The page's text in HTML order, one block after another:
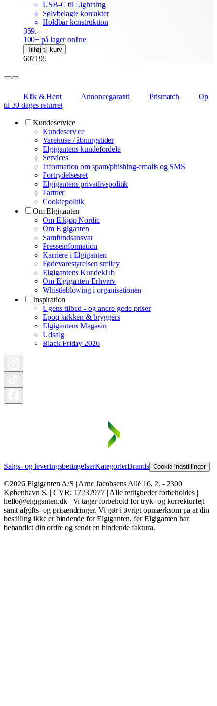
USB-C til Lightning
Sølvbelagte kontakter
Holdbar konstruktion
359.-
100+ på lager online
Tilføj til kurv
607195
Klik & Hent Annoncegaranti Prismatch
Op
til 30 dages returret
Kundeservice
Kundeservice
Varehuse / åbningstider
Elgigantens kundefordele
Services
Information om spam/phishing-emails og SMS
Fortrydelsesret
Elgigantens privatlivspolitik
Partner
Cookiepolitik
Om Elgiganten
Om Elkjøp Nordic
Om Elgiganten
Samfundsansvar
Presseinformation
Karriere i Elgiganten
Fødevarestyrelsen smiley
Elgigantens Kundeklub
Om Elgiganten Erhverv
Whistleblowing i organisationen
Inspiration
Ugens tilbud - og andre gode priser
Epoq køkken & bryggers
Elgigantens Magasin
Udsalg
Black Friday 2026
Salgs- og leveringsbetingelserKategorierBrands Cookie indstillinger
©2026 Elgiganten A/S | Arne Jacobsens Allé 16, 2. - 2300
København S. | CVR: 17237977 | Alle rettigheder forbeholdes |
hello@elgiganten.dk | Vi tager forbehold for tryk- og korrekturfejl
samt afgifts- og prisændringer. Vi gør i øvrigt opmærksom på at din
bestilling ikke er bindende for Elgiganten, før Elgiganten har
behandlet din ordre og sendt en bindende faktura.